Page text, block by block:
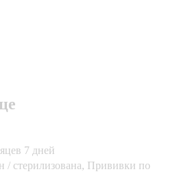
7 дней
/ стерилизована, Прививки по